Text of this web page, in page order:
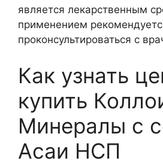
является лекарственным
применением
проконсультироваться с
Как узнать
купить
Минералы с
Асаи НСП